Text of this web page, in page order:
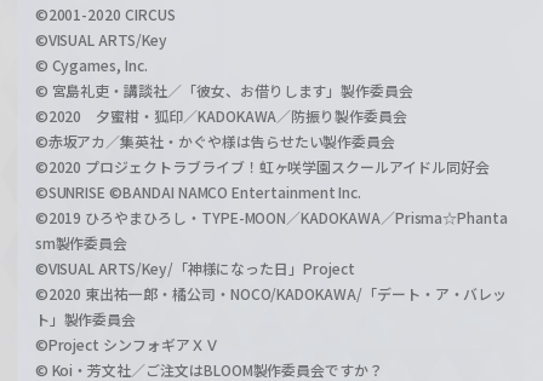
©2001-2020 CIRCUS
©VISUAL ARTS/Key
© Cygames, Inc.
© 宮島礼吏・講談社／「彼女、お借りします」製作委員会
©2020 夕蜜柑・狐印／KADOKAWA／防振り製作委員会
©赤坂アカ／集英社・かぐや様は告らせたい製作委員会
©2020 プロジェクトラブライブ！虹ヶ咲学園スクールアイドル同好会
©SUNRISE ©BANDAI NAMCO Entertainment Inc.
©2019 ひろやまひろし・TYPE-MOON／KADOKAWA／Prisma☆Phanta
sm製作委員会
©VISUAL ARTS/Key/「神様になった日」Project
©2020 東出祐一郎・橘公司・NOCO/KADOKAWA/「デート・ア・バレッ
ト」製作委員会
©Project シンフォギアＸＶ
© Koi・芳文社／ご注文はBLOOM製作委員会ですか？